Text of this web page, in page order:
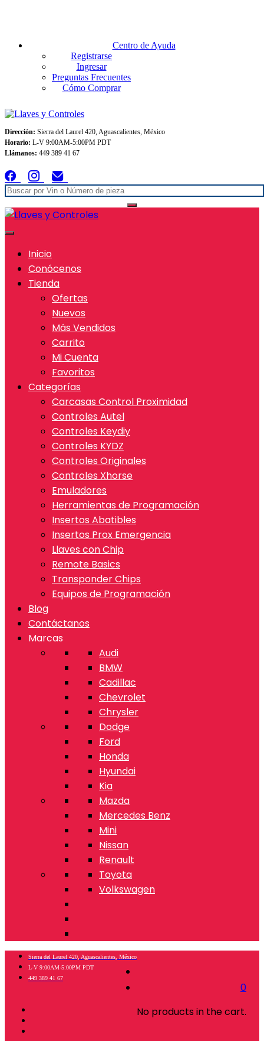
Centro de Ayuda
Registrarse
Ingresar
Preguntas Frecuentes
Cómo Comprar
Dirección: Sierra del Laurel 420, Aguascalientes, México
Horario: L-V 9:00AM-5:00PM PDT
Llámanos: 449 389 41 67
Inicio
Conócenos
Tienda
Ofertas
Nuevos
Más Vendidos
Carrito
Mi Cuenta
Favoritos
Categorías
Carcasas Control Proximidad
Controles Autel
Controles Keydiy
Controles KYDZ
Controles Originales
Controles Xhorse
Emuladores
Herramientas de Programación
Insertos Abatibles
Insertos Prox Emergencia
Llaves con Chip
Remote Basics
Transponder Chips
Equipos de Programación
Blog
Contáctanos
Marcas
Audi
BMW
Cadillac
Chevrolet
Chrysler
Dodge
Ford
Honda
Hyundai
Kia
Mazda
Mercedes Benz
Mini
Nissan
Renault
Toyota
Volkswagen
0
No products in the cart.
Sierra del Laurel 420, Aguascalientes, México
L-V 9:00AM-5:00PM PDT
449 389 41 67